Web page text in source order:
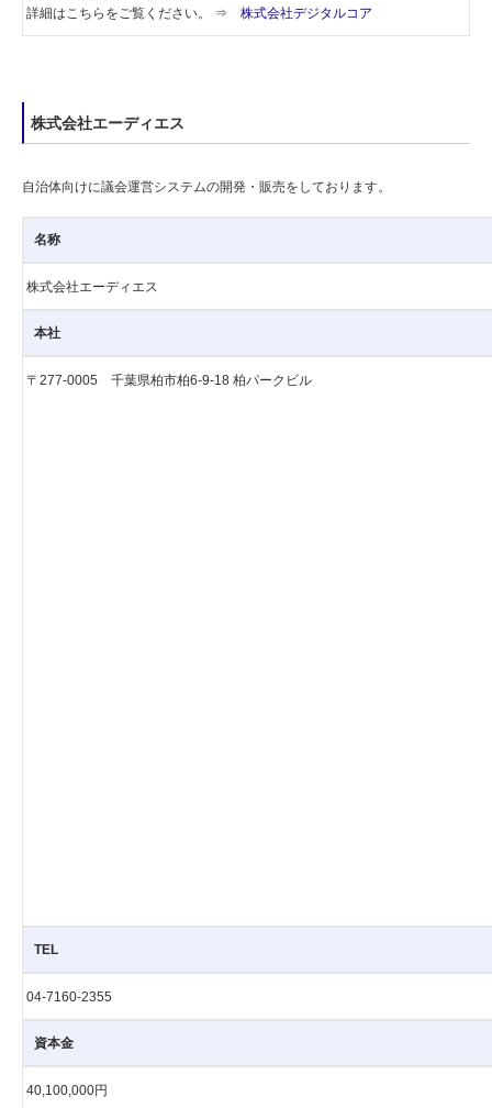
詳細はこちらをご覧ください。 ⇒ 株式会社デジタルコア
株式会社エーディエス
自治体向けに議会運営システムの開発・販売をしております。
名称
株式会社エーディエス
本社
〒277-0005 千葉県柏市柏6-9-18 柏パークビル
TEL
04-7160-2355
資本金
40,100,000円